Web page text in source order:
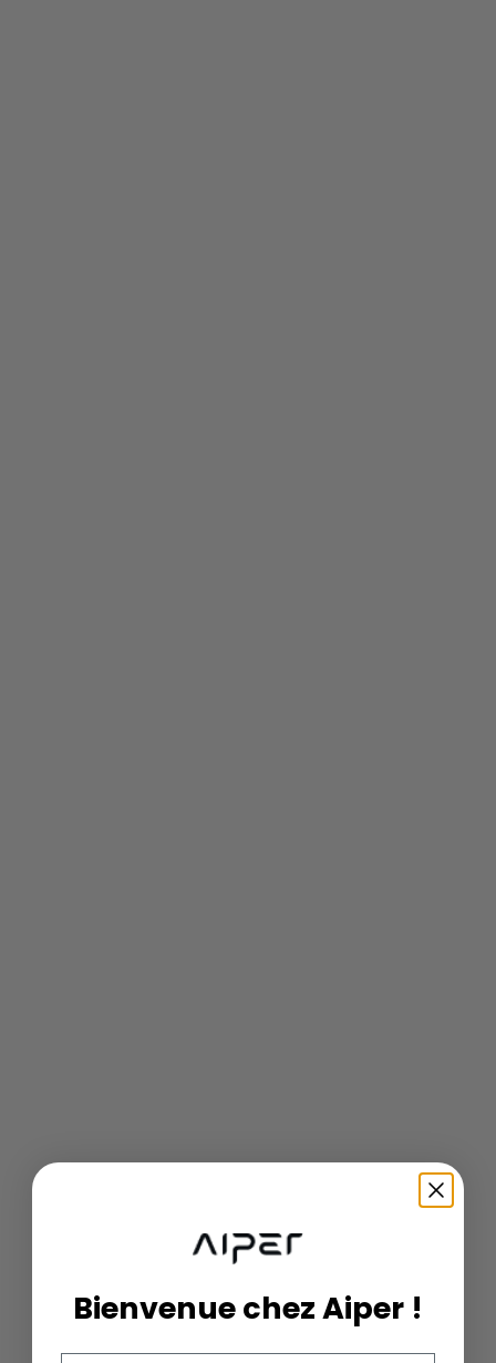
Bienvenue chez Aiper !